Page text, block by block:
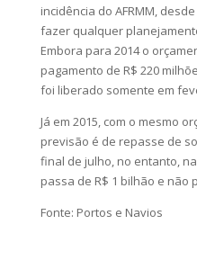
incidência do AFRMM,
fazer qualquer
Embora para 2014 o
pagamento de R$ 220
foi liberado somente em
Já em 2015, com o mesmo
previsão é de repasse de
final de julho, no entanto,
passa de R$ 1 bilhão e não
Fonte: Portos e Navios